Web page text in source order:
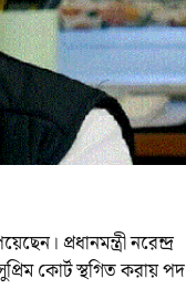
প্রধানমন্ত্রী নরেন্দ্র
কোর্ট স্থগিত করায় পদ